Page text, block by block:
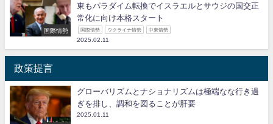
国際情勢
東もパラダイム転換でイスラエルとサウジの国交正
常化に向け本格スタート
国際情勢 ウクライナ情勢 中東情勢
2025.02.11
政策提言
グローバリズムとナショナリズムは極端なな行き過
ぎを排し、調和を図ることが肝要
2025.01.11